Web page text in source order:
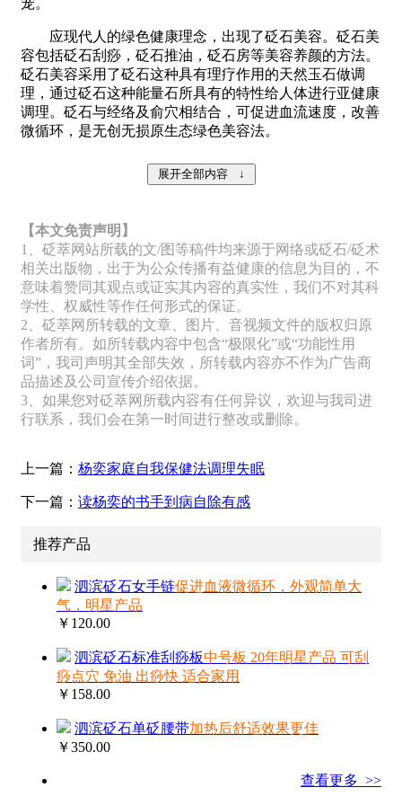
应现代人的绿色健康理念，出现了砭石美容。砭石美
容包括砭石刮痧，砭石推油，砭石房等美容养颜的方法。
砭石美容采用了砭石这种具有理疗作用的天然玉石做调
理，通过砭石这种能量石所具有的特性给人体进行亚健康
调理。砭石与经络及俞穴相结合，可促进血流速度，改善
微循环，是无创无损原生态绿色美容法。
【本文免责声明】
1、砭萃网站所载的文/图等稿件均来源于网络或砭石/砭术
相关出版物，出于为公众传播有益健康的信息为目的，不
意味着赞同其观点或证实其内容的真实性，我们不对其科
学性、权威性等作任何形式的保证。
2、砭萃网所转载的文章、图片、音视频文件的版权归原
作者所有。如所转载内容中包含“极限化”或“功能性用
词”，我司声明其全部失效，所转载内容亦不作为广告商
品描述及公司宣传介绍依据。
3、如果您对砭萃网所载内容有任何异议，欢迎与我司进
行联系，我们会在第一时间进行整改或删除。
上一篇： 杨奕家庭自我保健法调理失眠
下一篇： 读杨奕的书手到病自除有感
推荐产品
泗滨砭石女手链促进血液微循环，外观简单大
气，明星产品
￥120.00
泗滨砭石标准刮痧板中号板 20年明星产品 可刮
痧点穴 免油 出痧快 适合家用
￥158.00
泗滨砭石单砭腰带加热后舒适效果更佳
￥350.00
查看更多 >>